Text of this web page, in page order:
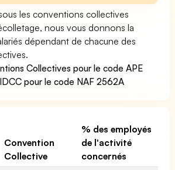
les conventions collectives
nous vous donnons la
dépendant de chacune des
Collectives pour le code APE
pour le code NAF 2562A
Convention
Collective
% des employés
de l'activité
concernés